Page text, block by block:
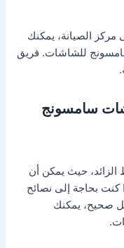
الصيانة، يمكنك
للشاشات. فريق
سامسونج
حيث يمكن أن
كنت بحاجة إلى نصائح
صحيح، يمكنك